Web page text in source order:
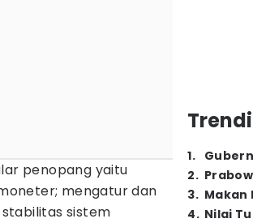
penopang yaitu
mengatur dan
sistem
1.
2.
3. Makan
4. Nilai